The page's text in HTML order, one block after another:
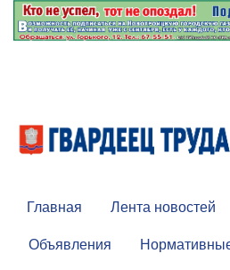
Главная Лента новостей
Объявления